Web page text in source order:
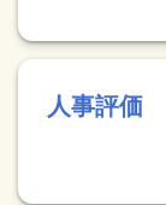
人事評価